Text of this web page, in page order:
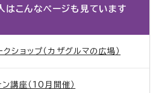
は こんなページも見ています
ショップ（カザグルマの広場）
講座（10月開催）